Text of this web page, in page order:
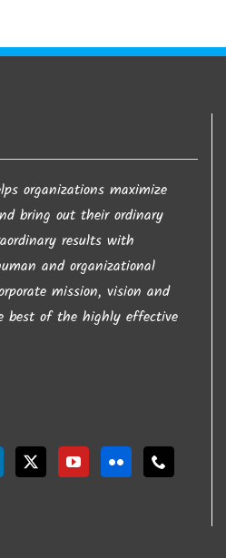
નોંધ લેવા વિંનતી. જો કોઇ
organizations maximize
bring out their ordinary
results with
and organizational
mission, vision and
best of the highly effective